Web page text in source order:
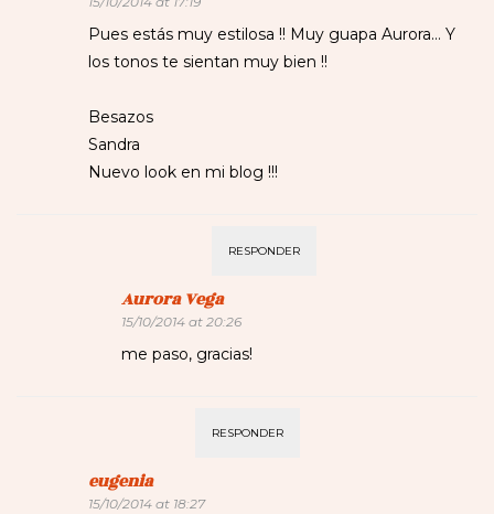
Pues estás muy estilosa !! Muy guapa Aurora… Y
los tonos te sientan muy bien !!
Besazos
Sandra
Nuevo look en mi blog !!!
RESPONDER
Aurora Vega
15/10/2014 at 20:26
me paso, gracias!
RESPONDER
eugenia
15/10/2014 at 18:27